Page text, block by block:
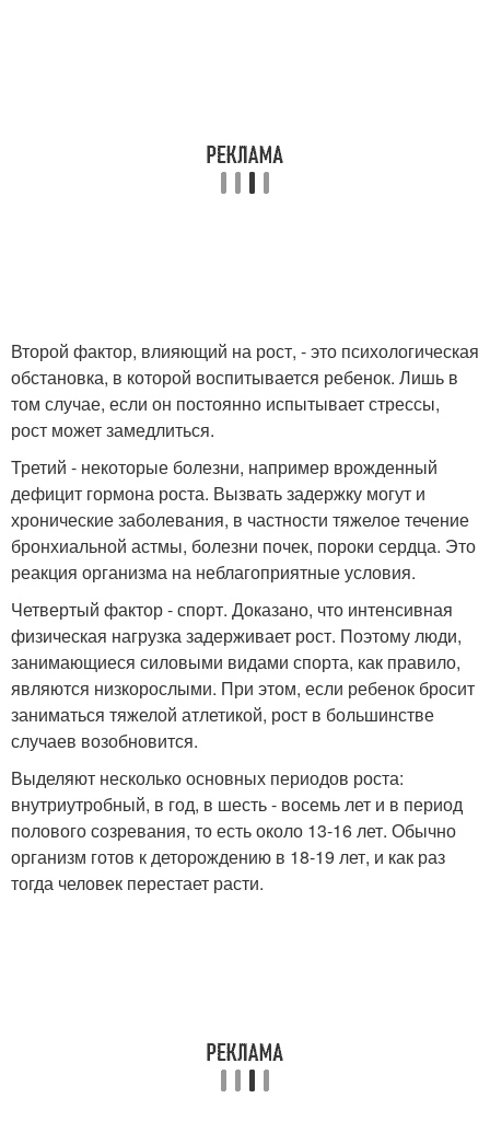
Второй фактор, влияющий на рост, - это психологическая
обстановка, в которой воспитывается ребенок. Лишь в
том случае, если он постоянно испытывает стрессы,
рост может замедлиться.
Третий - некоторые болезни, например врожденный
дефицит гормона роста. Вызвать задержку могут и
хронические заболевания, в частности тяжелое течение
бронхиальной астмы, болезни почек, пороки сердца. Это
реакция организма на неблагоприятные условия.
Четвертый фактор - спорт. Доказано, что интенсивная
физическая нагрузка задерживает рост. Поэтому люди,
занимающиеся силовыми видами спорта, как правило,
являются низкорослыми. При этом, если ребенок бросит
заниматься тяжелой атлетикой, рост в большинстве
случаев возобновится.
Выделяют несколько основных периодов роста:
внутриутробный, в год, в шесть - восемь лет и в период
полового созревания, то есть около 13-16 лет. Обычно
организм готов к деторождению в 18-19 лет, и как раз
тогда человек перестает расти.